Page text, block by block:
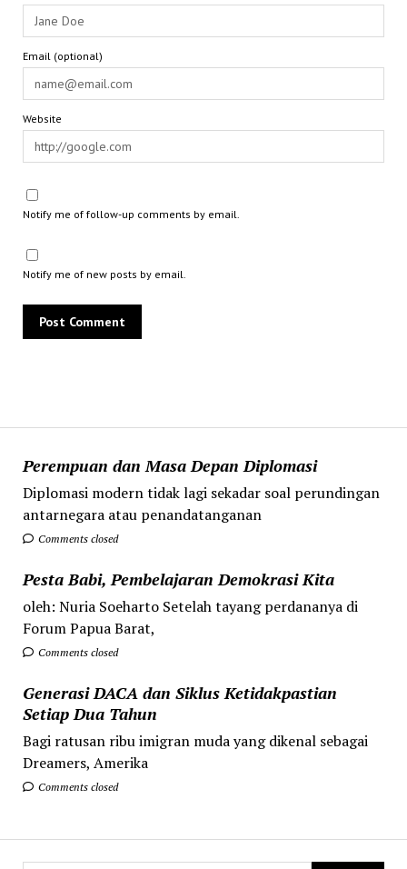
Perempuan dan Masa Depan Diplomasi
Diplomasi modern tidak lagi sekadar soal perundingan
antarnegara atau penandatanganan
Comments closed
Pesta Babi, Pembelajaran Demokrasi Kita
oleh: Nuria Soeharto Setelah tayang perdananya di
Forum Papua Barat,
Comments closed
Generasi DACA dan Siklus Ketidakpastian
Setiap Dua Tahun
Bagi ratusan ribu imigran muda yang dikenal sebagai
Dreamers, Amerika
Comments closed
Email (optional)
Website
Notify me of follow-up comments by email.
Notify me of new posts by email.